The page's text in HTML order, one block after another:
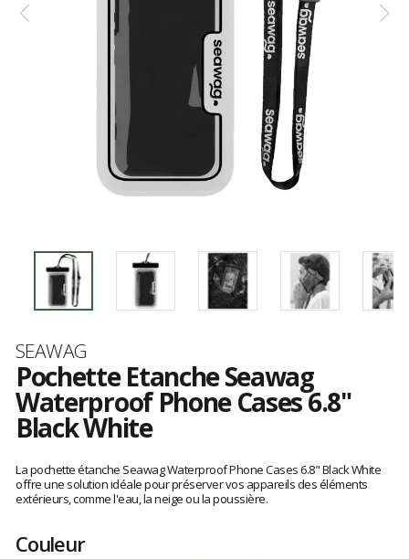
Marque
SEAWAG
Pochette Etanche Seawag
Waterproof Phone Cases 6.8"
Black White
avis
clients
La pochette étanche Seawag Waterproof Phone Cases 6.8" Black White
offre une solution idéale pour préserver vos appareils des éléments
extérieurs, comme l'eau, la neige ou la poussière.
Couleur